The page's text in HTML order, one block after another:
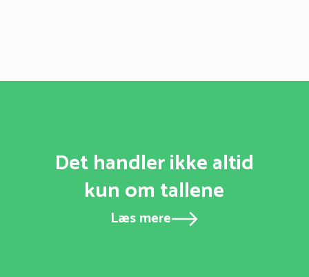
Det handler ikke altid
kun om tallene
Læs mere